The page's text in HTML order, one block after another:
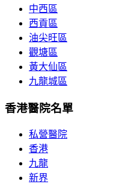
中西區
西貢區
油尖旺區
觀塘區
黃大仙區
九龍城區
香港醫院名單
私營醫院
香港
九龍
新界